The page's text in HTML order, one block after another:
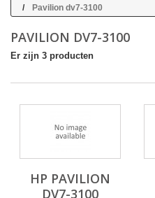
Pavilion dv7-3100
PAVILION DV7-3100
Er zijn 3 producten
HP PAVILION
DV7-3100